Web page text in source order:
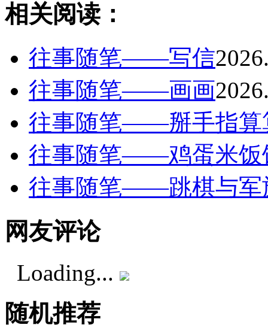
相关阅读：
往事随笔——写信
往事随笔——画画
往事随笔——掰手指算
往事随笔——鸡蛋米饭
往事随笔——跳棋与军
网友评论
Loading...
随机推荐